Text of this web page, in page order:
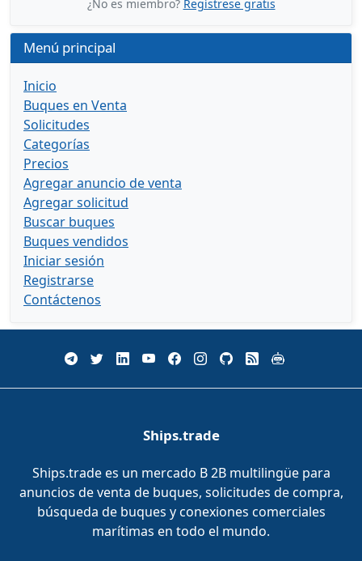
¿No es miembro? Regístrese gratis
Menú principal
Inicio
Buques en Venta
Solicitudes
Categorías
Precios
Agregar anuncio de venta
Agregar solicitud
Buscar buques
Buques vendidos
Iniciar sesión
Registrarse
Contáctenos
Ships.trade
Ships.trade es un mercado B 2B multilingüe para
anuncios de venta de buques, solicitudes de compra,
búsqueda de buques y conexiones comerciales
marítimas en todo el mundo.